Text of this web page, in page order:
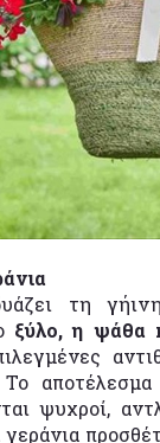
τη
ξύλο, η ψάθα
Το
ψυχροί,